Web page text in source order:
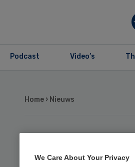
Podcast Video’s
Home › Nieuws
We Care About Your Privacy